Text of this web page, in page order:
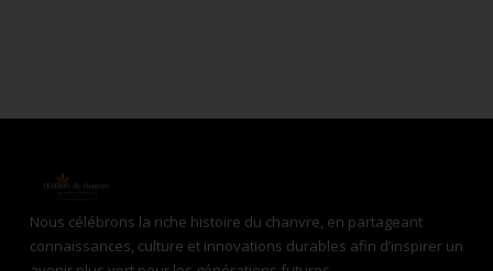
Nous célébrons la riche histoire du chanvre, en partageant
connaissances, culture et innovations durables afin d’inspirer un